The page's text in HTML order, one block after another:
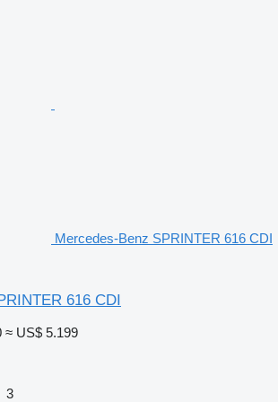
Mercedes-Benz SPRINTER 616 CDI
616 CDI
≈ US$ 5.199
3